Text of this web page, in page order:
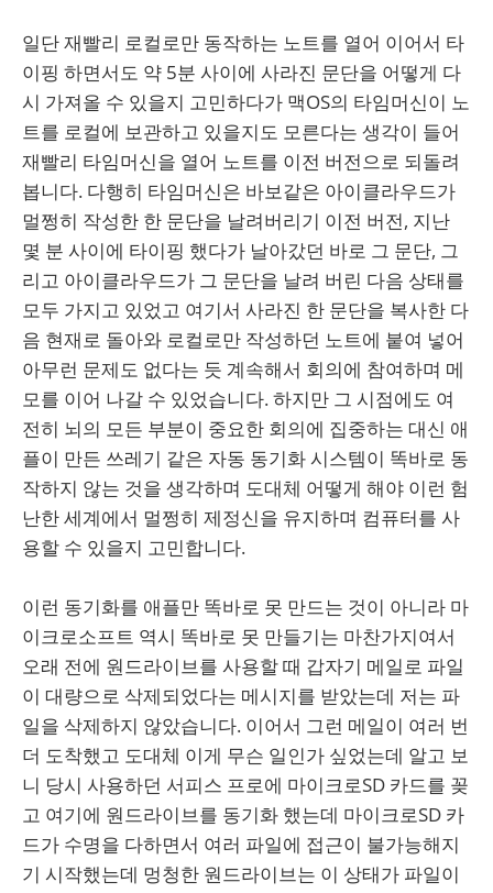
일단 재빨리 로컬로만 동작하는 노트를 열어 이어서 타
이핑 하면서도 약 5분 사이에 사라진 문단을 어떻게 다
시 가져올 수 있을지 고민하다가 맥OS의 타임머신이 노
트를 로컬에 보관하고 있을지도 모른다는 생각이 들어
재빨리 타임머신을 열어 노트를 이전 버전으로 되돌려
봅니다. 다행히 타임머신은 바보같은 아이클라우드가
멀쩡히 작성한 한 문단을 날려버리기 이전 버전, 지난
몇 분 사이에 타이핑 했다가 날아갔던 바로 그 문단, 그
리고 아이클라우드가 그 문단을 날려 버린 다음 상태를
모두 가지고 있었고 여기서 사라진 한 문단을 복사한 다
음 현재로 돌아와 로컬로만 작성하던 노트에 붙여 넣어
아무런 문제도 없다는 듯 계속해서 회의에 참여하며 메
모를 이어 나갈 수 있었습니다. 하지만 그 시점에도 여
전히 뇌의 모든 부분이 중요한 회의에 집중하는 대신 애
플이 만든 쓰레기 같은 자동 동기화 시스템이 똑바로 동
작하지 않는 것을 생각하며 도대체 어떻게 해야 이런 험
난한 세계에서 멀쩡히 제정신을 유지하며 컴퓨터를 사
용할 수 있을지 고민합니다.
이런 동기화를 애플만 똑바로 못 만드는 것이 아니라 마
이크로소프트 역시 똑바로 못 만들기는 마찬가지여서
오래 전에 원드라이브를 사용할 때 갑자기 메일로 파일
이 대량으로 삭제되었다는 메시지를 받았는데 저는 파
일을 삭제하지 않았습니다. 이어서 그런 메일이 여러 번
더 도착했고 도대체 이게 무슨 일인가 싶었는데 알고 보
니 당시 사용하던 서피스 프로에 마이크로SD 카드를 꽂
고 여기에 원드라이브를 동기화 했는데 마이크로SD 카
드가 수명을 다하면서 여러 파일에 접근이 불가능해지
기 시작했는데 멍청한 원드라이브는 이 상태가 파일이